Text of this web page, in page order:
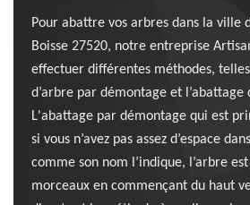
Pour abattre vos arbres dans la ville
Boisse 27520, notre entreprise
effectuer différentes méthodes,
d’arbre par démontage et l’abattage
L'abattage par démontage qui est
si vous n’avez pas assez d’espace
comme son nom l’indique, l’arbre
morceaux en commençant du haut